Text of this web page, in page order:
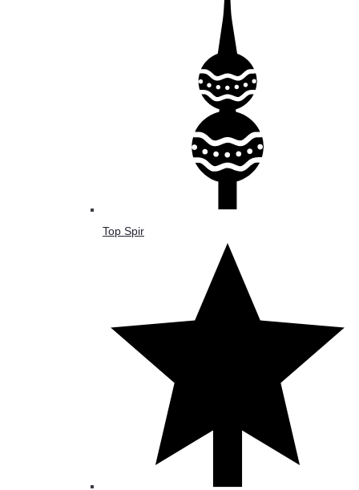
Top Spir